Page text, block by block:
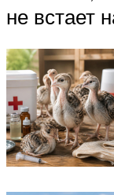
не встает